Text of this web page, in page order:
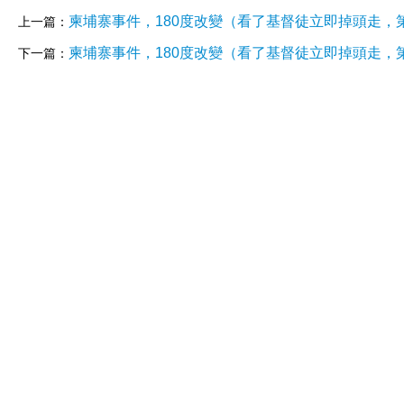
上一篇： 柬埔寨事件，180度改變（看了基督徒立即掉頭走，
下一篇： 柬埔寨事件，180度改變（看了基督徒立即掉頭走，